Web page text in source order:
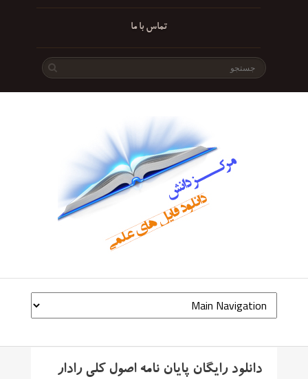
تماس با ما
دانلود رایگان پایان نامه اصول کلی رادار